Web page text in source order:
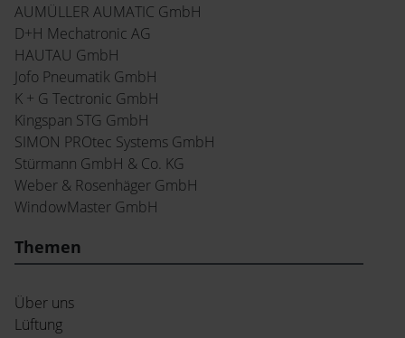
AUMÜLLER AUMATIC GmbH
D+H Mechatronic AG
HAUTAU GmbH
Jofo Pneumatik GmbH
K + G Tectronic GmbH
Kingspan STG GmbH
SIMON PROtec Systems GmbH
Stürmann GmbH & Co. KG
Weber & Rosenhäger GmbH
WindowMaster GmbH
Themen
Über uns
Lüftung